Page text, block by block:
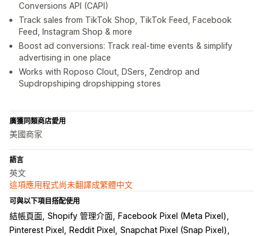
Conversions API (CAPI)
Track sales from TikTok Shop, TikTok Feed, Facebook
Feed, Instagram Shop & more
Boost ad conversions: Track real-time events & simplify
advertising in one place
Works with Roposo Clout, DSers, Zendrop and
Supdropshiping dropshipping stores
廣獲同類商店愛用
美國商家
語言
英文
這項應用程式尚未翻譯成繁體中文
可與以下項目搭配使用
結帳頁面 Shopify 管理介面
Facebook Pixel (Meta Pixel)
Pinterest Pixel
Reddit Pixel
Snapchat Pixel (Snap Pixel)